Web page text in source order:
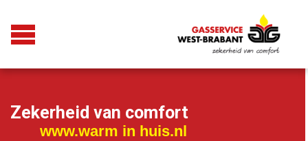
Zekerheid van comfort
www.warm in huis.nl